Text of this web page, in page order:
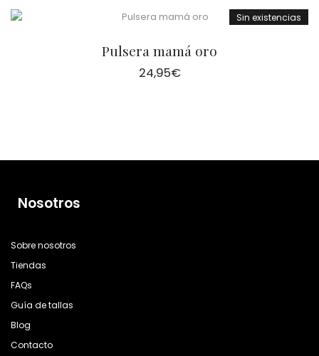
Sin existencias
Pulsera mamá oro
24,95€
Nosotros
Sobre nosotros
Tiendas
FAQs
Guía de tallas
Blog
Contacto